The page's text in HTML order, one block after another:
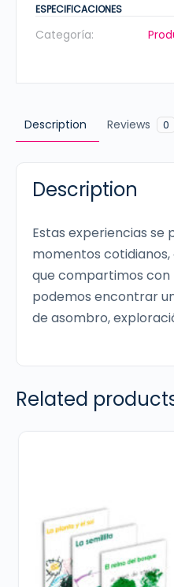
-
4
cantidad
ESPECIFICACIONES
Categoría:
Description Reviews 0
Description
Estas experiencias se
momentos cotidianos,
que compartimos con
podemos encontrar
de asombro,
Related